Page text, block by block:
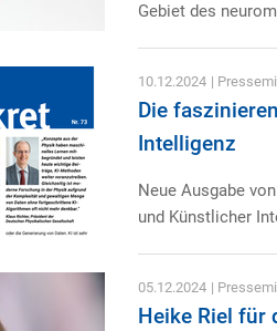
Gebiet des
10.12.2024 |
Die
Intelligenz
Neue Ausgabe
und Künstlicher
05.12.2024 |
Heike Riel für